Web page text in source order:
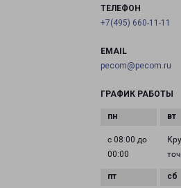
ТЕЛЕФОН
+7(495) 660-11-11
EMAIL
pecom@pecom.ru
ГРАФИК РАБОТЫ
с 08:00 до
00:00